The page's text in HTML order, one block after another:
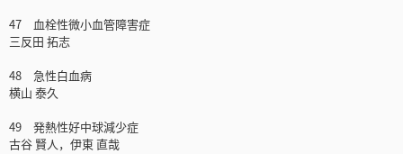
47 血栓性微小血管障害症
三反田 拓志
48 急性白血病
横山 泰久
49 発熱性好中球減少症
古谷 賢人，伊東 直哉